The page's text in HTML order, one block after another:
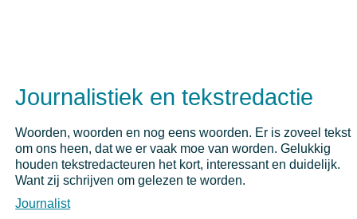
Journalistiek en tekstredactie
Woorden, woorden en nog eens woorden. Er is zoveel tekst
om ons heen, dat we er vaak moe van worden. Gelukkig
houden tekstredacteuren het kort, interessant en duidelijk.
Want zij schrijven om gelezen te worden.
Journalist